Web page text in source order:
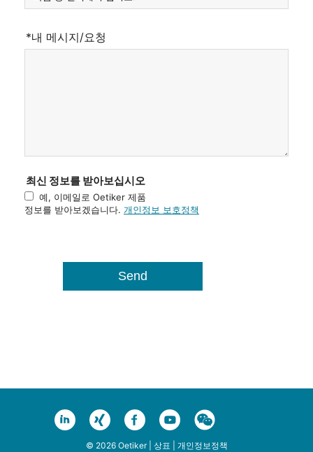
*내 메시지/요청
최신 정보를 받아보십시오
예, 이메일로 Oetiker 제품
정보를 받아보겠습니다. 개인정보 보호정책
© 2026 Oetiker | 상표 개인정보정책